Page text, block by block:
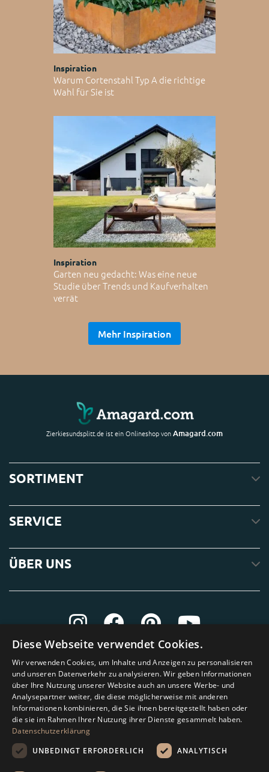
Inspiration
Warum Cortenstahl Typ A die richtige
Wahl für Sie ist
Inspiration
Garten neu gedacht: Was eine neue
Studie über Trends und Kaufverhalten
verrät
Mehr Inspiration
Zierkiesundsplitt.de ist ein Onlineshop vonAmagard.com
SORTIMENT
SERVICE
ÜBER UNS
Diese Webseite verwendet Cookies.
Wir verwenden Cookies, um Inhalte und Anzeigen zu personalisieren
und unseren Datenverkehr zu analysieren. Wir geben Informationen
über Ihre Nutzung unserer Website auch an unsere Werbe- und
Analysepartner weiter, die diese möglicherweise mit anderen
Informationen kombinieren, die Sie ihnen bereitgestellt haben oder
die sie im Rahmen Ihrer Nutzung ihrer Dienste gesammelt haben.
Datenschutzerklärung
UNBEDINGT ERFORDERLICH
ANALYTISCH